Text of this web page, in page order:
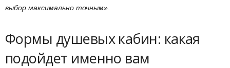
выбор максимально точным»
Формы душевых кабин: какая
подойдет именно вам